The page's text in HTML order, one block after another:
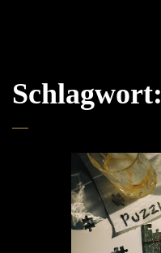
Schlagwort: